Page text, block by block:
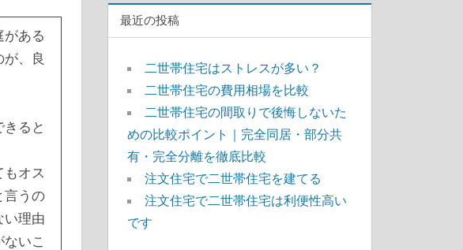
ある
、良
ると
オス
言うの
い理由
いこ
最近の投稿
二世帯住宅はストレスが多い？
二世帯住宅の費用相場を比較
二世帯住宅の間取りで後悔しないた
めの比較ポイント｜完全同居・部分共
有・完全分離を徹底比較
注文住宅で二世帯住宅を建てる
注文住宅で二世帯住宅は利便性高い
です